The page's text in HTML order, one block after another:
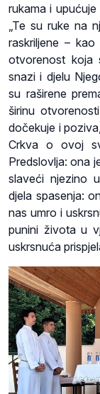
rukama i
„Te su ruke na
raskriljene –
otvorenost koja
snazi i djelu
su raširene
širinu
dočekuje i
Crkva o ovoj
Predslovlja: ona
slaveći njezino
djela spasenja:
nas umro i
punini života u
uskrsnuća